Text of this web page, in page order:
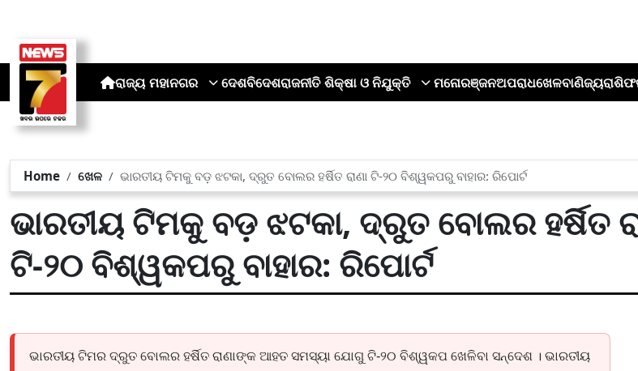
ରାଜ୍ୟ ମହାନଗର ଦେଶବିଦେଶରାଜନୀତି ଶିକ୍ଷା ଓ ନିଯୁକ୍ତି ମନୋରଞ୍ଜନଅପରାଧଖେଳବାଣିଜ୍ୟ
Home ଖେଳ ଭାରତୀୟ ଟିମକୁ ବଡ଼ ଝଟକା, ଦ୍ରୁତ ବୋଲର ହର୍ଷିତ ରାଣା ଟି-୨୦ ବିଶ୍ୱକପରୁ ବାହାର: ରିପୋର୍ଟ
ଭାରତୀୟ ଟିମକୁ ବଡ଼ ଝଟକା, ଦ୍ରୁତ ବୋଲର ହର୍ଷିତ
ଟି-୨୦ ବିଶ୍ୱକପରୁ ବାହାର: ରିପୋର୍ଟ
ଭାରତୀୟ ଟିମର ଦ୍ରୁତ ବୋଲର ହର୍ଷିତ ରାଣାଙ୍କ ଆହତ ସମସ୍ୟା ଯୋଗୁ ଟି-୨୦ ବିଶ୍ୱକପ ଖେଳିବା ସନ୍ଦେଶ । ଭାରତୀୟ